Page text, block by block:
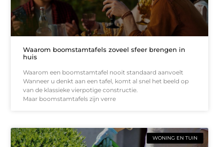
Waarom boomstamtafels zoveel sfeer brengen in
huis
Waarom een boomstamtafel nooit standaard aanvoelt
Wanneer u denkt aan een tafel, komt al snel het beeld op
van de klassieke vierpotige constructie.
Maar boomstamtafels zijn verre
WONING EN TUIN